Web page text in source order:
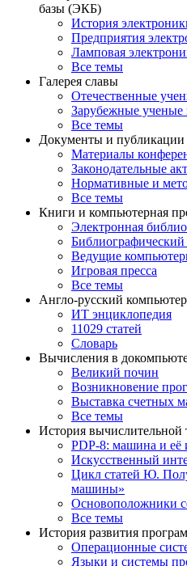
базы (ЭКБ)
История
Предприятия
Ламповая
Все темы
Галерея славы
Отечественные
Зарубежные
Все темы
Документы и публикации
Материалы
Законодательные
Нормативные и
Все темы
Книги и компьютерная
Электронная
Ведущие
Игровая пресса
Все темы
Англо-русский
ИТ энциклопедия
11029 статей
Словарь
Вычисления в
Великий почин
Возникновение
Выставка счетных
Все темы
История вычислительной
PDP-8: машина и её
Искусственный
Цикл статей Ю.
машины»
Основоположники
Все темы
История развития
Операционные
Языки и системы